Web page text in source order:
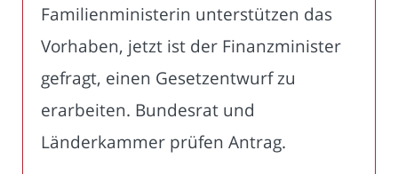
Familienministerin unterstützen das
Vorhaben, jetzt ist der Finanzminister
gefragt, einen Gesetzentwurf zu
erarbeiten. Bundesrat und
Länderkammer prüfen Antrag.